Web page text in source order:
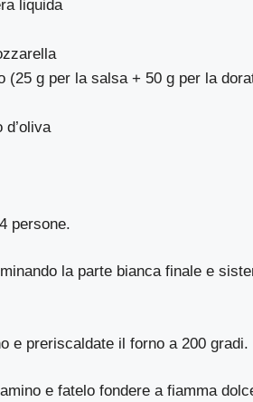
liquida
(25 g per la salsa + 50 g per la
persone.
la parte bianca finale e
e preriscaldate il forno a 200 gradi.
e fatelo fondere a fiamma